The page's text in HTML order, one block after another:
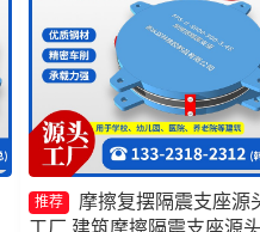
推荐
摩擦复摆隔震支座源